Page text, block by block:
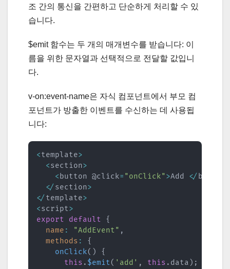
조 간의 통신을 간편하고 단순하게 처리할 수 있
습니다.
$emit 함수는 두 개의 매개변수를 받습니다: 이
름을 위한 문자열과 선택적으로 전달할 값입니
다.
v-on:event-name은 자식 컴포넌트에서 부모 컴
포넌트가 방출한 이벤트를 수신하는 데 사용됩
니다:
<template>
<section>
<button @click= "onClick">Add </ button
</ section>
</ template>
<script>
export
default
{
name : "AddEvent" ,
methods :
{
onClick( )
{
this . $emit( 'add' , this . data ) ;